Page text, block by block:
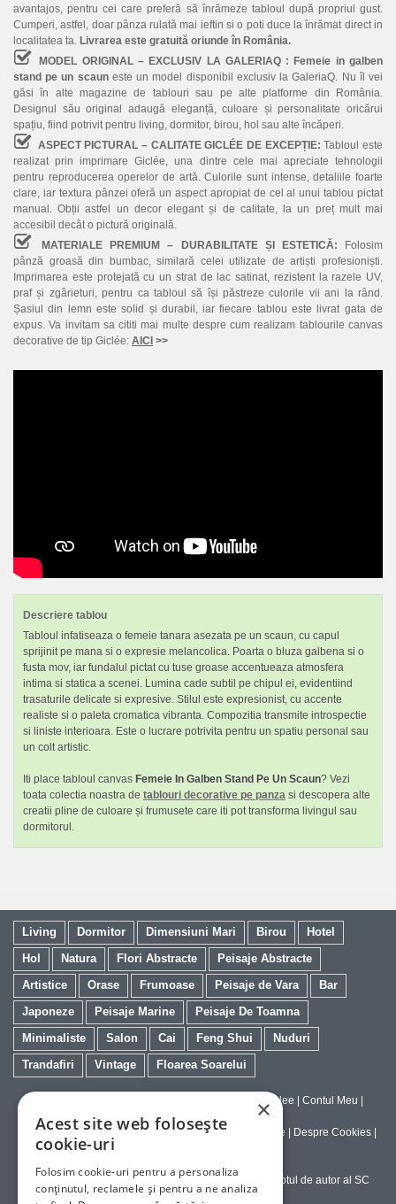
avantajos, pentru cei care preferă să înrămeze tabloul după propriul gust.
Cumperi, astfel, doar pânza rulată mai ieftin si o poti duce la înrămat direct in
localitatea ta. Livrarea este gratuită oriunde în România.
MODEL ORIGINAL – EXCLUSIV LA GALERIAQ :Femeie in galben
stand pe un scauneste un model disponibil exclusiv la GaleriaQ. Nu îl vei
găsi în alte magazine de tablouri sau pe alte platforme din România.
Designul său original adaugă eleganță, culoare și personalitate oricărui
spațiu, fiind potrivit pentru living, dormitor, birou, hol sau alte încăperi.
ASPECT PICTURAL – CALITATE GICLÉE DE EXCEPȚIE: Tabloul este
realizat prin imprimare Giclée, una dintre cele mai apreciate tehnologii
pentru reproducerea operelor de artă. Culorile sunt intense, detaliile foarte
clare, iar textura pânzei oferă un aspect apropiat de cel al unui tablou pictat
manual. Obții astfel un decor elegant și de calitate, la un preț mult mai
accesibil decât o pictură originală.
MATERIALE PREMIUM – DURABILITATE ȘI ESTETICĂ: Folosim
pânză groasă din bumbac, similară celei utilizate de artiști profesioniști.
Imprimarea este protejată cu un strat de lac satinat, rezistent la razele UV,
praf și zgârieturi, pentru ca tabloul să își păstreze culorile vii ani la rând.
Șasiul din lemn este solid și durabil, iar fiecare tablou este livrat gata de
expus. Va invitam sa cititi mai multe despre cum realizam tablourile canvas
decorative de tip Giclée: AICI >>
Descriere tablou
Tabloul infatiseaza o femeie tanara asezata pe un scaun, cu capul
sprijinit pe mana si o expresie melancolica. Poarta o bluza galbena si o
fusta mov, iar fundalul pictat cu tuse groase accentueaza atmosfera
intima si statica a scenei. Lumina cade subtil pe chipul ei, evidentiind
trasaturile delicate si expresive. Stilul este expresionist, cu accente
realiste si o paleta cromatica vibranta. Compozitia transmite introspectie
si liniste interioara. Este o lucrare potrivita pentru un spatiu personal sau
un colt artistic.
Iti place tabloul canvas Femeie In Galben Stand Pe Un Scaun? Vezi
toata colectia noastra de tablouri decorative pe panza si descopera alte
creatii pline de culoare și frumusete care iti pot transforma livingul sau
dormitorul.
Living Dormitor Dimensiuni Mari Birou
Hotel
Hol
Natura Flori Abstracte
Peisaje Abstracte
Artistice
Orase Frumoase Peisaje de Vara
Bar
Japoneze
Peisaje Marine
Peisaje De Toamna
Minimaliste
Salon Cai Feng Shui
Nuduri
Trandafiri
Vintage Floarea Soarelui
Calitatea Tablourilor Giclee Contul Meu
Tablouri la Comanda
Politica de Livrare si Retur| Politica de Confidentialitate Despre Cookies
Copyright © 2023-2026 - Textele şi imaginile sub dreptul de autor al SC
ArtInvest SRL
×
Acest site web folosește
cookie-uri
Folosim cookie-uri pentru a personaliza
conținutul, reclamele și pentru a ne analiza